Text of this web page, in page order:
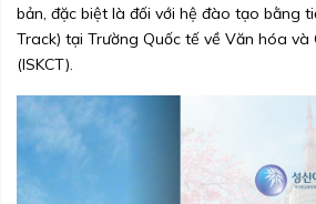
bản, đặc biệt là đối với hệ đào tạo bằng
Track) tại Trường Quốc tế về Văn hóa và
(ISKCT).